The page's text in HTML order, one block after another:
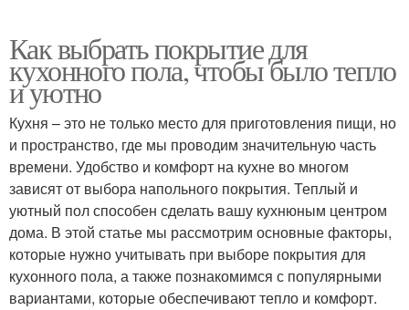
Как выбрать покрытие для
кухонного пола, чтобы было тепло
и уютно
Кухня – это не только место для приготовления пищи, но
и пространство, где мы проводим значительную часть
времени. Удобство и комфорт на кухне во многом
зависят от выбора напольного покрытия. Теплый и
уютный пол способен сделать вашу кухнюным центром
дома. В этой статье мы рассмотрим основные факторы,
которые нужно учитывать при выборе покрытия для
кухонного пола, а также познакомимся с популярными
вариантами, которые обеспечивают тепло и комфорт.